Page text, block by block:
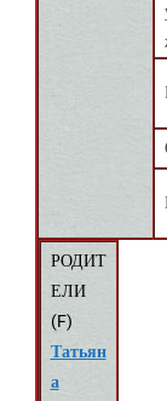
РОДИТ
ЕЛИ
(F)
Татьян
а